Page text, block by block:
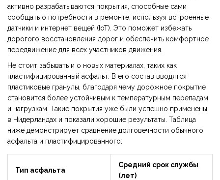
активно разрабатываются покрытия, способные сами
сообщать о потребности в ремонте, используя встроенные
датчики и интернет вещей (IoT). Это поможет избежать
дорогого восстановления дорог и обеспечить комфортное
передвижение для всех участников движения.
Не стоит забывать и о новых материалах, таких как
пластифицированный асфальт. В его состав вводятся
пластиковые гранулы, благодаря чему дорожное покрытие
становится более устойчивым к температурным перепадам
и нагрузкам. Такие покрытия уже были успешно применены
в Нидерландах и показали хорошие результаты. Таблица
ниже демонстрирует сравнение долговечности обычного
асфальта и пластифицированного:
Тип асфальта
Средний срок службы
(лет)